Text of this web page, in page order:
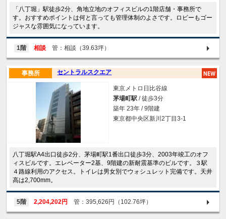
「八丁堀」駅徒歩2分、角地立地のオフィスビルの1階店舗・事務所で
す。おすすめポイントは何と言っても管理体制のよさです。ロビーもゴー
ジャスな雰囲気になっています。
1階 相談 管：相談（39.63坪）
セントラルスクエア
事務所
東京メトロ日比谷線
茅場町駅 / 徒歩3分
築年 23年 / 9階建
東京都中央区新川2丁目3-1
八丁堀駅A4出口徒歩2分、茅場町駅1番出口徒歩3分、2003年竣工のオフ
ィスビルです。エレベーター2基、9階建の新耐震基準のビルです。３駅
４路線利用のアクセス。トイレは男女別でウォシュレット完備です。天井
高は2,700mm。
5階 2,204,202円 管：395,626円（102.76坪）